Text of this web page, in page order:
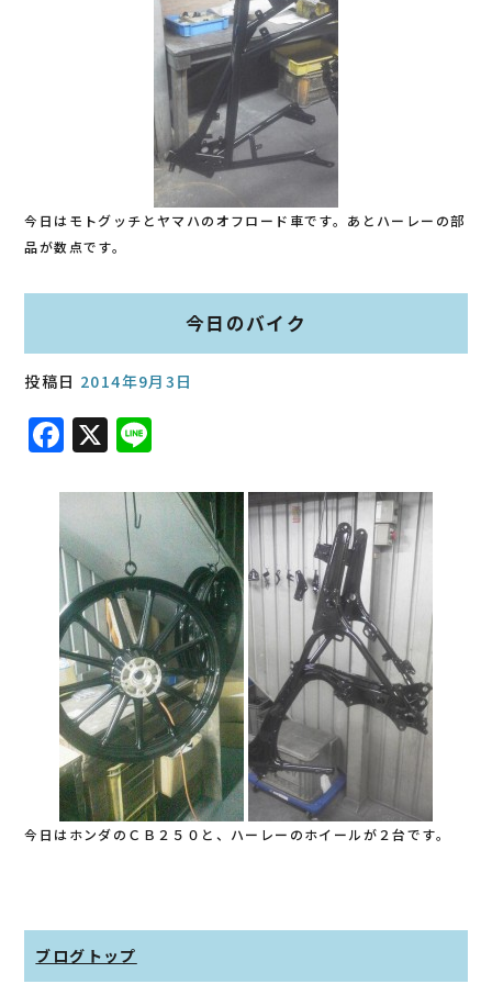
今日はモトグッチとヤマハのオフロード車です。あとハーレーの部
品が数点です。
今日のバイク
投稿日 2014年9月3日
F
c
e
b
o
o
k
X
e
今日はホンダのＣＢ２５０と、ハーレーのホイールが２台です。
ブログトップ